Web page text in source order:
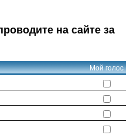
на сайте за
Мой голос